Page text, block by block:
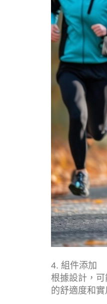
4. 組件添加
根據設計，
的舒適度和實